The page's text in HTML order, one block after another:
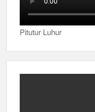
Pitutur Luhur